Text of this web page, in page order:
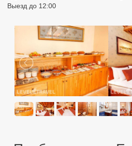
Выезд до 12:00